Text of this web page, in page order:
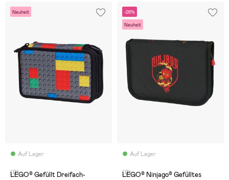
Neuheit
Auf Lager
(0)
LEGO® Gefüllt Dreifach-
-26%
Neuheit
Auf Lager
(0)
LEGO® Ninjago® Gefülltes